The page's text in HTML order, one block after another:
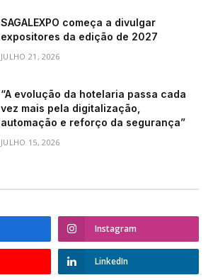
SAGALEXPO começa a divulgar
expositores da edição de 2027
JULHO 21, 2026
“A evolução da hotelaria passa cada
vez mais pela digitalização,
automação e reforço da segurança”
JULHO 15, 2026
Instagram
LinkedIn